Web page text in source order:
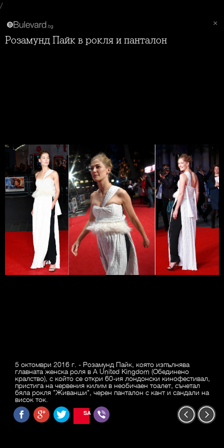
/
Розамунд Пайк в рокля и панталон
5 октомври 2016 г. - Розамунд Пайк, която изпълнява
главната женска роля в A United Kingdom (Обединено
кралство), с който се откри 60-ия лондонски кинофестивал,
пристига на червения килим в необичаен тоалет, съчетал
бяла рокля "Живанши", черен панталон с кант и сандали на
висок ток.
SAVE